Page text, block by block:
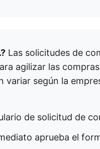
Las solicitudes de
agilizar las
variar según la
de solicitud de
aprueba el